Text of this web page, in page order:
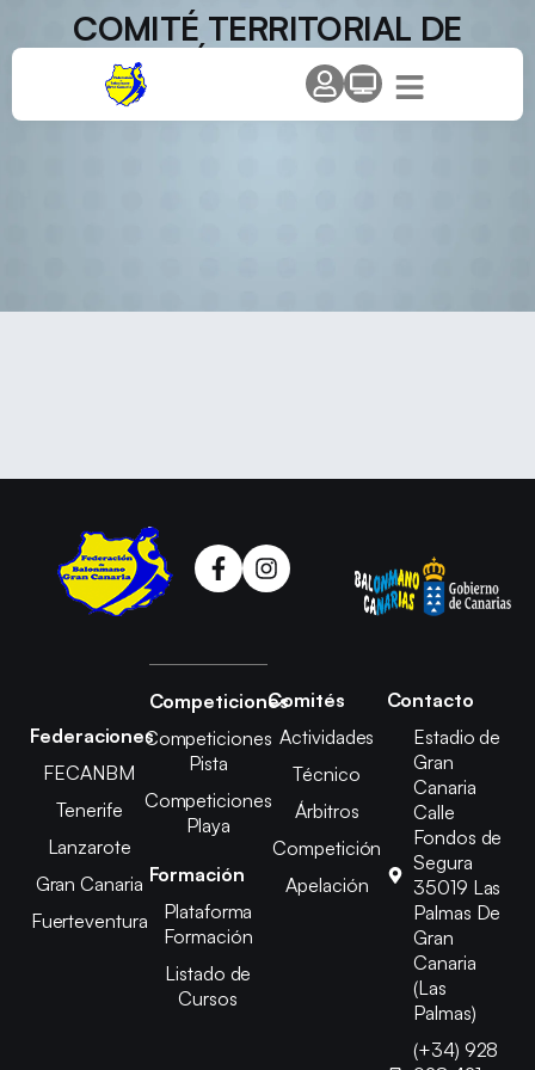
COMITÉ TERRITORIAL DE
ÁRBITROS
Federaciones
FECANBM
Tenerife
Lanzarote
Gran Canaria
Fuerteventura
Competiciones
Competiciones
Pista
Competiciones
Playa
Formación
Plataforma
Formación
Listado de
Cursos
Comités
Actividades
Técnico
Árbitros
Competición
Apelación
Contacto
Estadio de
Gran
Canaria
Calle
Fondos de
Segura
35019 Las
Palmas De
Gran
Canaria
(Las
Palmas)
(+34) 928